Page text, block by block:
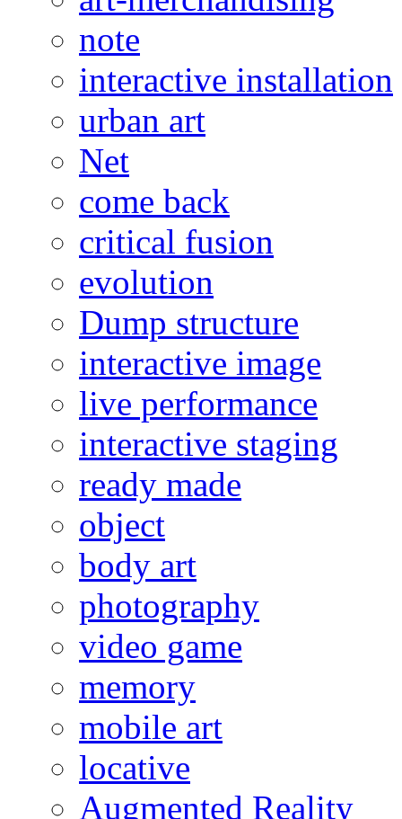
note
interactive installation
urban art
Net
come back
critical fusion
evolution
Dump structure
interactive image
live performance
interactive staging
ready made
object
body art
photography
video game
memory
mobile art
locative
Augmented Reality